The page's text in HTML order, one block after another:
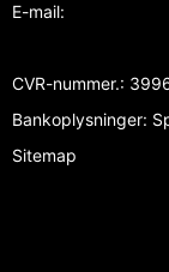
E-mail:
CVR-nummer.:
Bankoplysninger:
Sitemap